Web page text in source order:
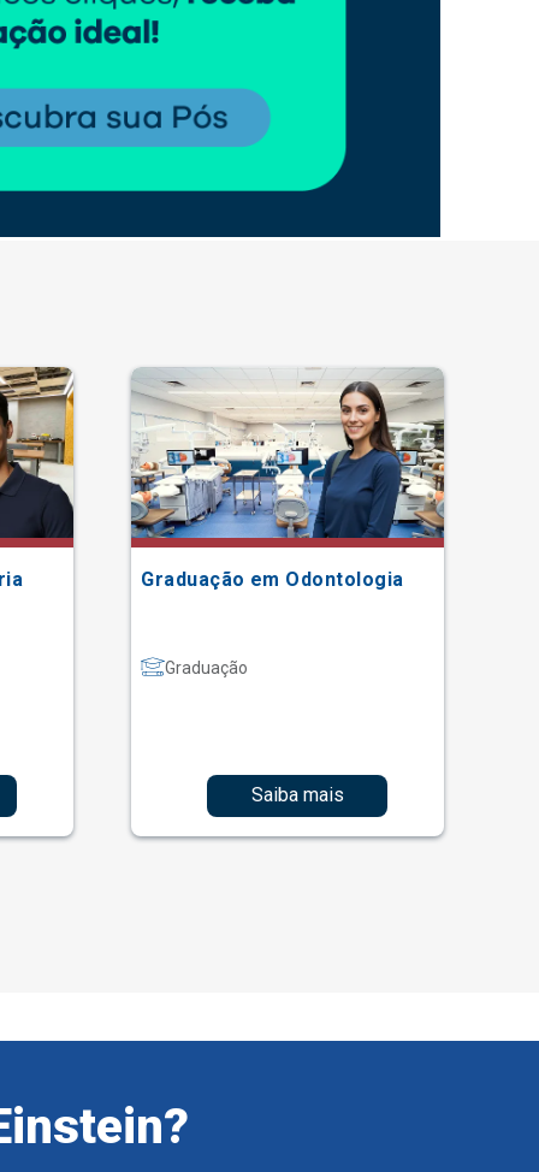
Graduação em Odontologia
Graduação
Saiba mais